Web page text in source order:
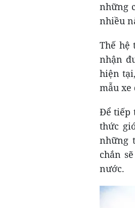
những
nhiều
Thế hệ
nhận
hiện
mẫu xe
Để tiếp
thức
những
chắn
nước.